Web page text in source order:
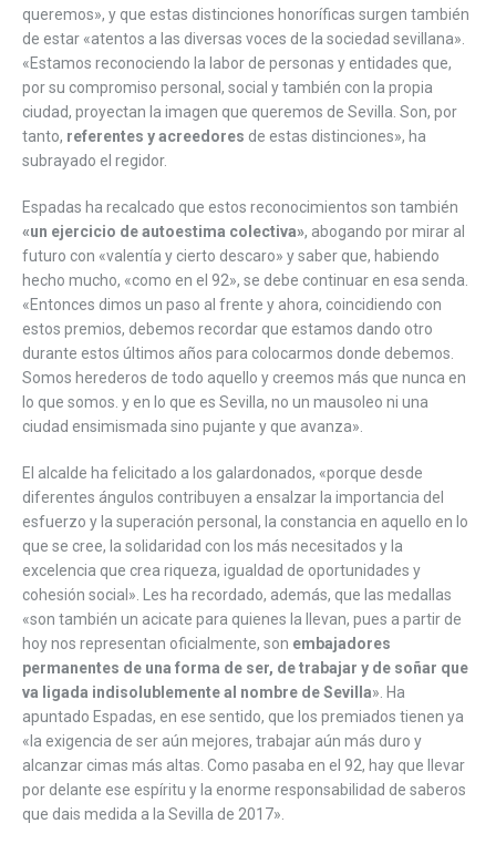
queremos», y que estas distinciones honoríficas surgen también
de estar «atentos a las diversas voces de la sociedad sevillana».
«Estamos reconociendo la labor de personas y entidades que,
por su compromiso personal, social y también con la propia
ciudad, proyectan la imagen que queremos de Sevilla. Son, por
tanto, referentes y acreedores de estas distinciones», ha
subrayado el regidor.
Espadas ha recalcado que estos reconocimientos son también
«un ejercicio de autoestima colectiva», abogando por mirar al
futuro con «valentía y cierto descaro» y saber que, habiendo
hecho mucho, «como en el 92», se debe continuar en esa senda.
«Entonces dimos un paso al frente y ahora, coincidiendo con
estos premios, debemos recordar que estamos dando otro
durante estos últimos años para colocarmos donde debemos.
Somos herederos de todo aquello y creemos más que nunca en
lo que somos. y en lo que es Sevilla, no un mausoleo ni una
ciudad ensimismada sino pujante y que avanza».
El alcalde ha felicitado a los galardonados, «porque desde
diferentes ángulos contribuyen a ensalzar la importancia del
esfuerzo y la superación personal, la constancia en aquello en lo
que se cree, la solidaridad con los más necesitados y la
excelencia que crea riqueza, igualdad de oportunidades y
cohesión social». Les ha recordado, además, que las medallas
«son también un acicate para quienes la llevan, pues a partir de
hoy nos representan oficialmente, son embajadores
permanentes de una forma de ser, de trabajar y de soñar que
va ligada indisolublemente al nombre de Sevilla». Ha
apuntado Espadas, en ese sentido, que los premiados tienen ya
«la exigencia de ser aún mejores, trabajar aún más duro y
alcanzar cimas más altas. Como pasaba en el 92, hay que llevar
por delante ese espíritu y la enorme responsabilidad de saberos
que dais medida a la Sevilla de 2017».